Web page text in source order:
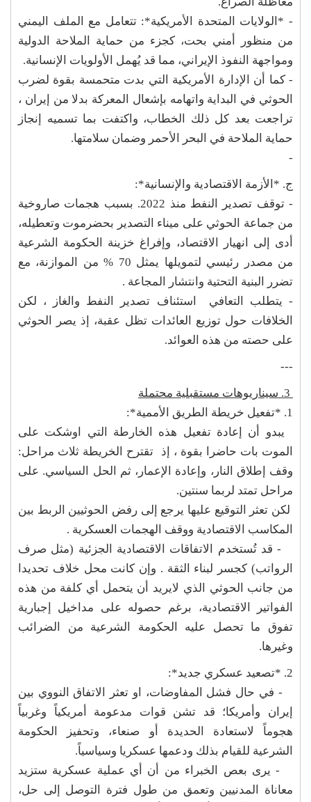
- *الولايات المتحدة الأمريكية*: تتعامل مع الملف اليمني
من منظور أمني بحت، كجزء من حماية الملاحة الدولية
ومواجهة النفوذ الإيراني، مما قد يُهمل الأولويات الإنسانية.
- كما أن الإدارة الأمريكية التي بدت متحمسة بقوة لضرب
الحوثي في البداية واتهامه بإشعال المعركة بدلا من إيران ،
تراجعت بعد كل ذلك الخطاب، واكتفت بما تسميه إنجاز
حماية الملاحة في البحر الأحمر وضمان سلامتها.
-
ج. *الأزمة الاقتصادية والإنسانية*:
- توقف تصدير النفط منذ 2022. بسبب هجمات صاروخية
من جماعة الحوثي على ميناء التصدير بحضرموت وتعطيله،
أدى إلى انهيار الاقتصاد، وإفراغ خزينة الحكومة الشرعية
من مصدر رئيسي لتمويلها يمثل 70 % من الموازنة، مع
تضرر البنية التحتية وانتشار المجاعة .
- يتطلب التعافي استئناف تصدير النفط والغاز ، لكن
الخلافات حول توزيع العائدات تظل عقبة، إذ يصر الحوثي
على حصته من هذه العوائد.
---
1. *تفعيل خريطة الطريق الأممية*:
يبدو أن إعادة تفعيل هذه الخارطة التي اوشكت على
الموت بات حاضرا بقوة ، إذ تقترح الخريطة ثلاث مراحل:
وقف إطلاق النار، وإعادة الإعمار، ثم الحل السياسي. على
مراحل تمتد لربما سنتين.
لكن تعثر التوقيع عليها يرجع إلى رفض الحوثيين الربط بين
المكاسب الاقتصادية ووقف الهجمات العسكرية .
- قد تُستخدم الاتفاقات الاقتصادية الجزئية (مثل صرف
الرواتب) كجسر لبناء الثقة . وإن كانت محل خلاف تحديدا
من جانب الحوثي الذي لايريد أن يتحمل أي كلفة من هذه
الفواتير الاقتصادية، برغم حصوله على مداخيل إجبارية
تفوق ما تحصل عليه الحكومة الشرعية من الضرائب
وغيرها.
2. *تصعيد عسكري جديد*:
- في حال فشل المفاوضات، او تعثر الاتفاق النووي بين
إيران وأمريكا؛ قد تشن قوات مدعومة أمريكياً وغربياً
هجوماً لاستعادة الحديدة أو صنعاء، وتحفيز الحكومة
الشرعية للقيام بذلك ودعمها عسكريا وسياسياً.
- يرى بعص الخبراء من أن أي عملية عسكرية ستزيد
معاناة المدنيين وتعمق من طول فترة التوصل إلى حل،